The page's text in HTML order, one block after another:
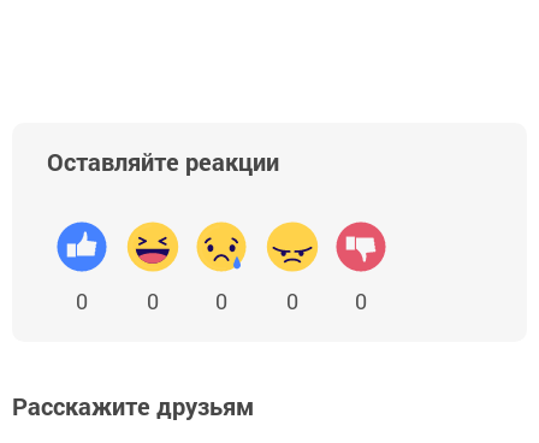
Оставляйте реакции
0 0 0 0 0
Расскажите друзьям